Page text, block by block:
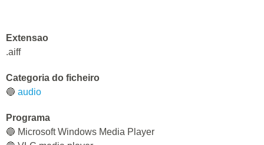
Extensao
.aiff
Categoria do ficheiro
🔵 audio
Programa
🔵 Microsoft Windows Media Player